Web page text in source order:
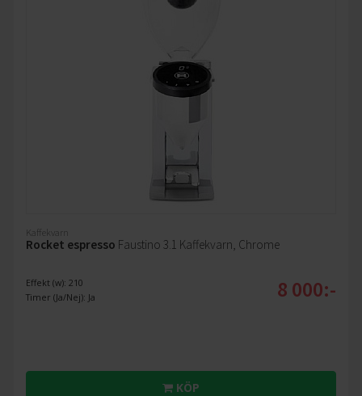
Kaffekvarn
Rocket espresso Faustino 3.1 Kaffekvarn, Chrome
Effekt (w): 210
Timer (Ja/Nej): Ja
8 000:-
KÖP